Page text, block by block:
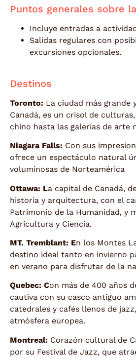
Puntos generales sobre
Incluye entradas a
Salidas regulares con
excursiones opcionales.
Destinos
Toronto: La ciudad más grande
Canadá, es un crisol de
chino hasta las galerías de arte
Niagara Falls: Con sus
ofrece un espectáculo natural
voluminosas de Norteamérica
Ottawa: La capital de Canadá,
historia y arquitectura, con el
Patrimonio de la Humanidad, y
Agricultura y Ciencia.
MT. Tremblant: En los Montes
destino ideal tanto en invierno
en verano para disfrutar de la
Quebec: Con más de 400 años
cautiva con su casco antiguo
catedrales y cafés llenos de
atmósfera europea.
Montreal: Corazón cultural de
por su Festival de Jazz, que